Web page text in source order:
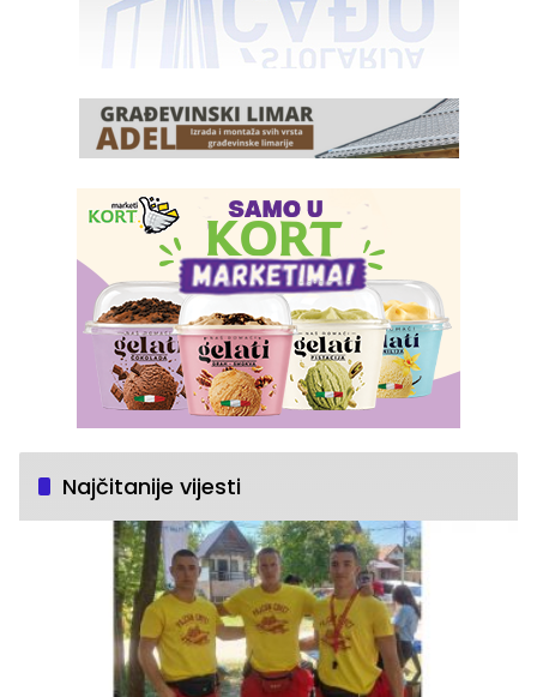
Najčitanije vijesti